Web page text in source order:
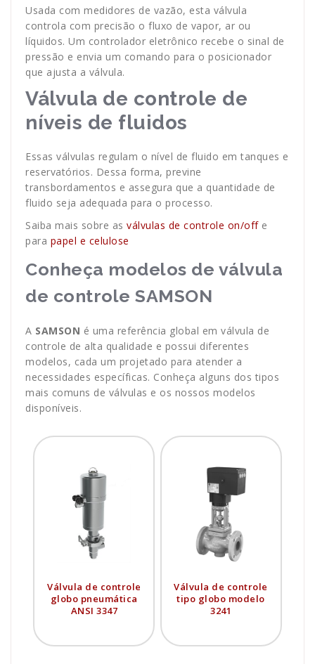
Usada com medidores de vazão, esta válvula
controla com precisão o fluxo de vapor, ar ou
líquidos. Um controlador eletrônico recebe o sinal de
pressão e envia um comando para o posicionador
que ajusta a válvula.
Válvula de controle de
níveis de fluidos
Essas válvulas regulam o nível de fluido em tanques e
reservatórios. Dessa forma, previne
transbordamentos e assegura que a quantidade de
fluido seja adequada para o processo.
Saiba mais sobre as válvulas de controle on/offe
para papel e celulose
Conheça modelos de válvula
de controle SAMSON
A SAMSON é uma referência global em válvula de
controle de alta qualidade e possui diferentes
modelos, cada um projetado para atender a
necessidades específicas. Conheça alguns dos tipos
mais comuns de válvulas e os nossos modelos
disponíveis.
Válvula de controle
globo pneumática
ANSI 3347
Válvula de controle
tipo globo modelo
3241